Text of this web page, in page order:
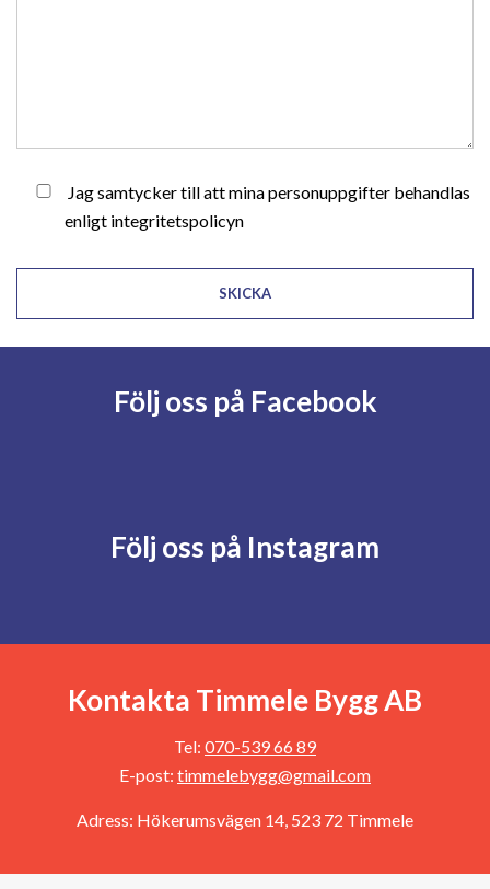
Jag samtycker till att mina personuppgifter behandlas
enligt integritetspolicyn
Följ oss på Facebook
Följ oss på Instagram
Kontakta Timmele Bygg AB
Tel: 070-539 66 89
E-post: timmelebygg@gmail.com
Adress: Hökerumsvägen 14, 523 72 Timmele